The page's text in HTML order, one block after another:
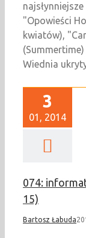
"Opowieści
kwiatów),
Wiednia
3
01, 2014
074:
15)
Bartosz Łabuda